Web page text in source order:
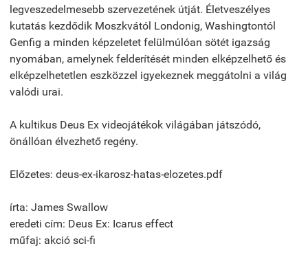
legveszedelmesebb szervezetének útját. Életveszélyes
kutatás kezdődik Moszkvától Londonig, Washingtontól
Genfig a minden képzeletet felülmúlóan sötét igazság
nyomában, amelynek felderítését minden elképzelhető és
elképzelhetetlen eszközzel igyekeznek meggátolni a világ
valódi urai.
A kultikus Deus Ex videojátékok világában játszódó,
önállóan élvezhető regény.
Előzetes: deus-ex-ikarosz-hatas-elozetes.pdf
írta: James Swallow
eredeti cím: Deus Ex: Icarus effect
műfaj: akció sci-fi